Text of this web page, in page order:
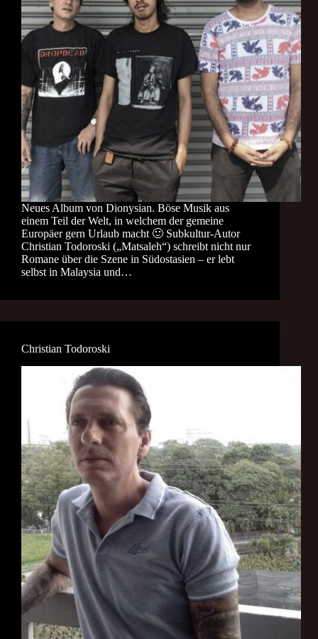
Neues Album von Dionysian. Böse Musik aus
einem Teil der Welt, in welchem der gemeine
Europäer gern Urlaub macht 🙂 Subkultur-Autor
Christian Todoroski („Matsaleh“) schreibt nicht nur
Romane über die Szene in Südostasien – er lebt
selbst in Malaysia und…
Christian Todoroski